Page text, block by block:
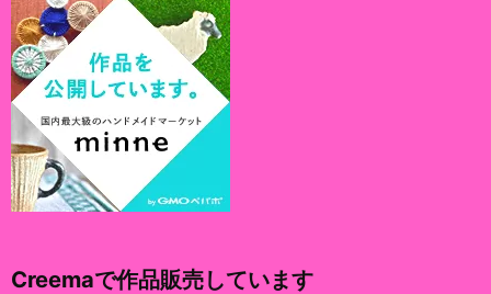
Creemaで作品販売しています